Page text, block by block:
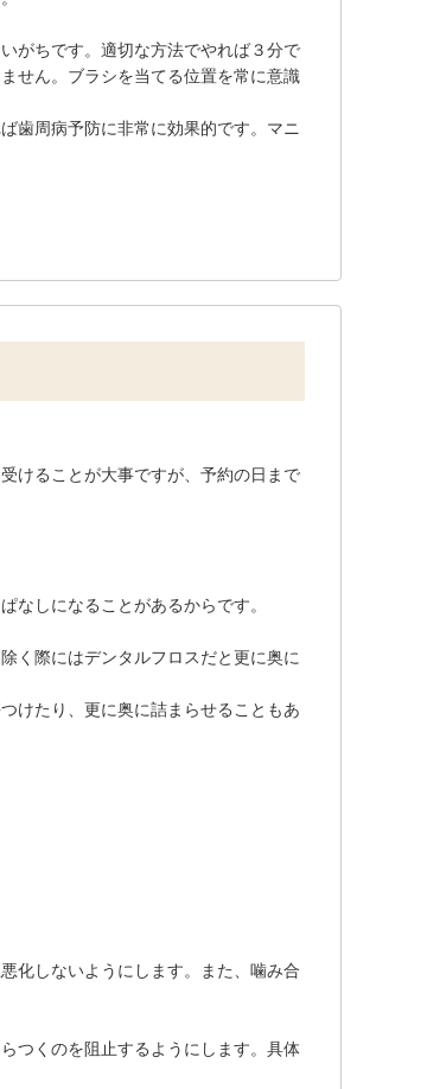
がちです。適切な方法でやれば３分で
せん。ブラシを当てる位置を常に意識
歯周病予防に非常に効果的です。マニ
けることが大事ですが、予約の日まで
しになることがあるからです。
く際にはデンタルフロスだと更に奥に
けたり、更に奥に詰まらせることもあ
化しないようにします。また、噛み合
つくのを阻止するようにします。具体